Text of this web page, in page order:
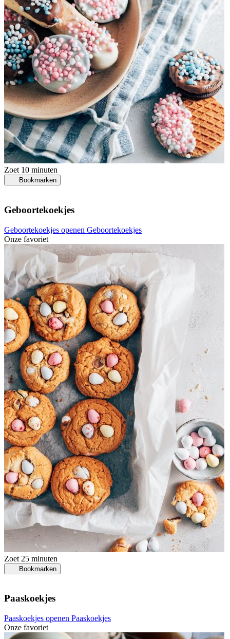
Zoet 10 minuten
Bookmarken
Geboortekoekjes
Geboortekoekjes openen Geboortekoekjes
Onze favoriet
Zoet 25 minuten
Bookmarken
Paaskoekjes
Paaskoekjes openen Paaskoekjes
Onze favoriet